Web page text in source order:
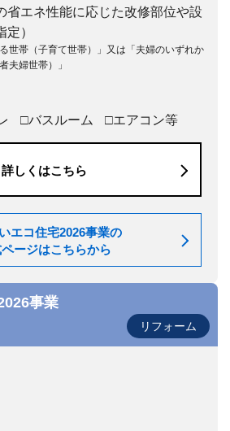
省エネ性能に応じた改修部位や設
）
世帯（子育て世帯）」又は「夫婦のいずれか
夫婦世帯）」
□バスルーム □エアコン等
詳しくはこちら
エコ住宅2026事業の
ージはこちらから
事業
リフォーム